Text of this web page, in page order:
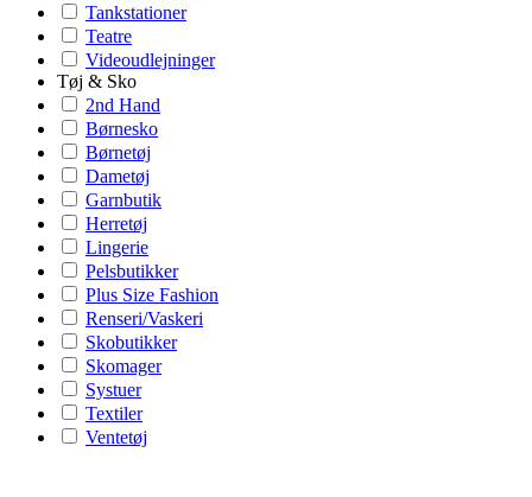
Tankstationer
Teatre
Videoudlejninger
Tøj & Sko
2nd Hand
Børnesko
Børnetøj
Dametøj
Garnbutik
Herretøj
Lingerie
Pelsbutikker
Plus Size Fashion
Renseri/Vaskeri
Skobutikker
Skomager
Systuer
Textiler
Ventetøj